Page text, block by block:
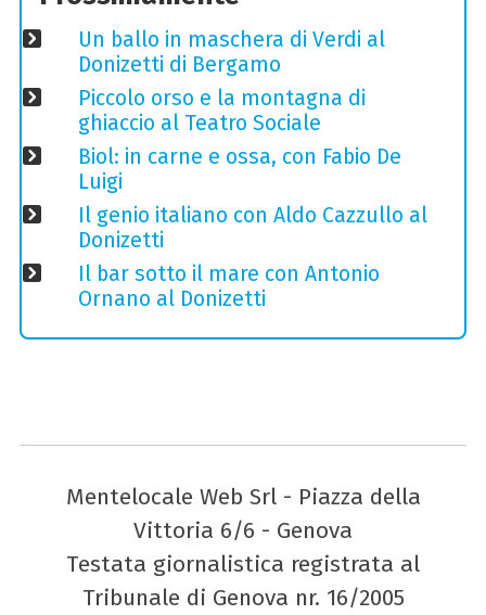
Un ballo in maschera di Verdi al
Donizetti di Bergamo
Piccolo orso e la montagna di
ghiaccio al Teatro Sociale
Biol: in carne e ossa, con Fabio De
Luigi
Il genio italiano con Aldo Cazzullo al
Donizetti
Il bar sotto il mare con Antonio
Ornano al Donizetti
Mentelocale Web Srl - Piazza della
Vittoria 6/6 - Genova
Testata giornalistica registrata al
Tribunale di Genova nr. 16/2005